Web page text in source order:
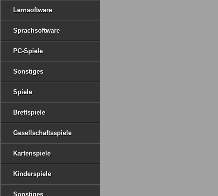
Lernsoftware
Sprachsoftware
PC-Spiele
Sonstiges
Spiele
Brettspiele
Gesellschaftsspiele
Kartenspiele
Kinderspiele
Sonstiges